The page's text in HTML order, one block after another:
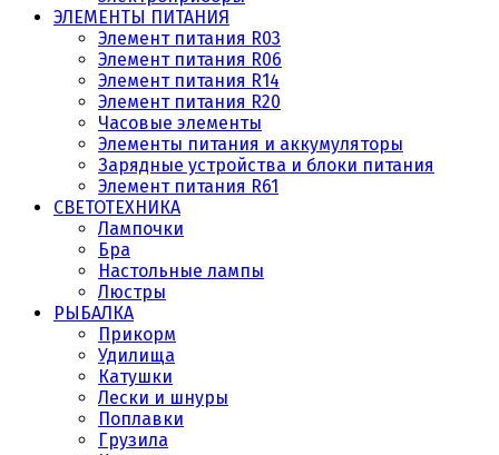
ЭЛЕМЕНТЫ ПИТАНИЯ
Элемент питания R03
Элемент питания R06
Элемент питания R14
Элемент питания R20
Часовые элементы
Элементы питания и аккумуляторы
Зарядные устройства и блоки питания
Элемент питания R61
СВЕТОТЕХНИКА
Лампочки
Бра
Настольные лампы
Люстры
РЫБАЛКА
Прикорм
Удилища
Катушки
Лески и шнуры
Поплавки
Грузила